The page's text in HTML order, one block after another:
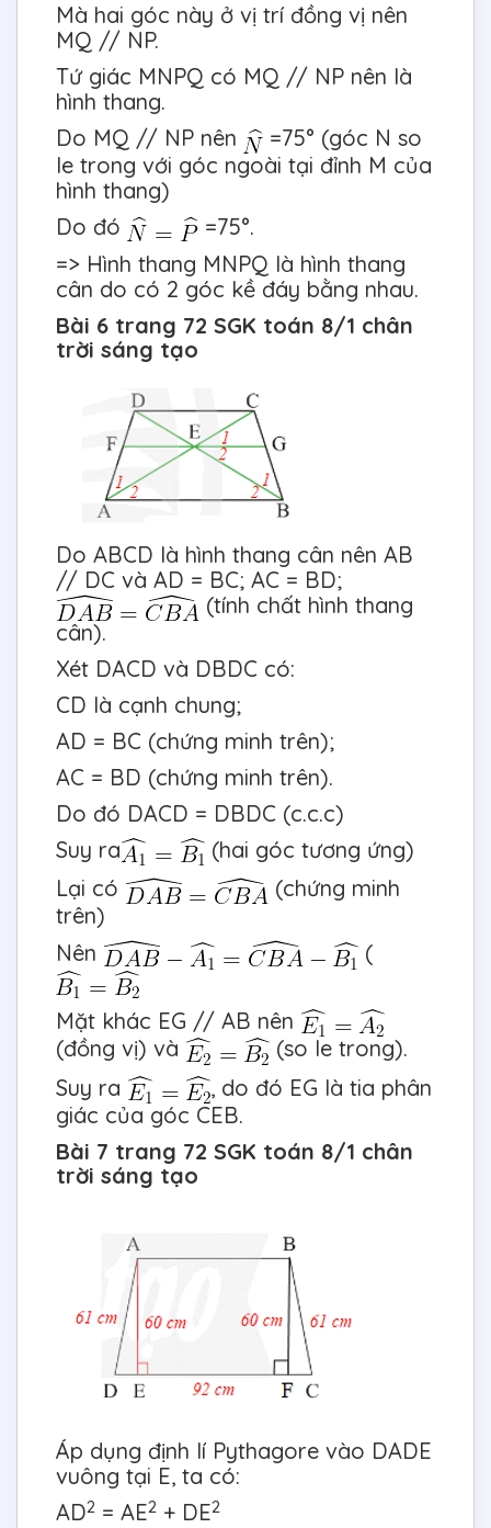
Mà hai góc này ở vị trí đồng vị nên
MQ // NP.
Tứ giác MNPQ có MQ // NP nên là
hình thang.
Do MQ // NP nên
=75° (góc N so
le trong với góc ngoài tại đỉnh M của
hình thang)
Do đó
=75°.
=> Hình thang MNPQ là hình thang
cân do có 2 góc kề đáy bằng nhau.
Bài 6 trang 72 SGK toán 8/1 chân
trời sáng tạo
Do ABCD là hình thang cân nên AB
// DC và AD = BC; AC = BD;
(tính chất hình thang
cân).
Xét DACD và DBDC có:
CD là cạnh chung;
AD = BC (chứng minh trên);
AC = BD (chứng minh trên).
Do đó DACD = DBDC (c.c.c)
Suy ra
(hai góc tương ứng)
Lại có
(chứng minh
trên)
Nên
(
Mặt khác EG // AB nên
(đồng vị) và
(so le trong).
Suy ra
, do đó EG là tia phân
giác của góc CEB.
Bài 7 trang 72 SGK toán 8/1 chân
trời sáng tạo
Áp dụng định lí Pythagore vào DADE
vuông tại E, ta có:
AD2 = AE2 + DE2